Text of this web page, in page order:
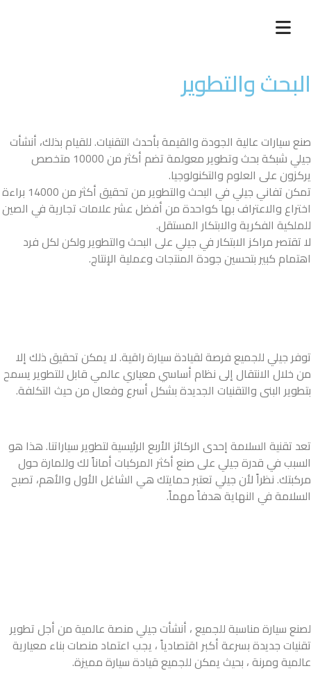
البحث والتطوير
صنع سيارات عالية الجودة والقيمة بأحدث التقنيات. للقيام بذلك، أنشأت
جيلي شبكة بحث وتطوير معولمة تضم أكثر من 10000 متخصص
يركزون على العلوم والتكنولوجيا.
تمكن تفاني جيلي في البحث والتطوير من تحقيق أكثر من 14000 براءة
اختراع والاعتراف بها كواحدة من أفضل عشر علامات تجارية في الصين
للملكية الفكرية والابتكار المستقل.
لا تقتصر مراكز الابتكار في جيلي على البحث والتطوير ولكن لكل فرد
اهتمام كبير بتحسين جودة المنتجات وعملية الإنتاج.
توفر جيلي للجميع فرصة لقيادة سيارة راقية. لا يمكن تحقيق ذلك إلا
من خلال الانتقال إلى نظام أساسي معياري عالمي قابل للتطوير يسمح
بتطوير البنى والتقنيات الجديدة بشكل أسرع وفعال من حيث التكلفة.
تعد تقنية السلامة إحدى الركائز الأربع الرئيسية لتطوير سياراتنا. هذا هو
السبب في قدرة جيلي على صنع أكثر المركبات أماناً لك وللمارة حول
مركبتك. نظراً لأن جيلي تعتبر حمايتك هي الشاغل الأول والأهم، تصبح
السلامة في النهاية هدفاً مهماً.
لصنع سيارة مناسبة للجميع ، أنشأت جيلي منصة عالمية من أجل تطوير
تقنيات جديدة بسرعة أكبر اقتصادياً ، يجب اعتماد منصات بناء معيارية
عالمية ومرنة ، بحيث يمكن للجميع قيادة سيارة مميزة.